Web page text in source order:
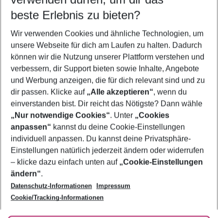
5-8 Nächte
2 Erwachsene Keine Kinder
Mehr Filter anzeigen
Footer
Footer navigation
Über uns
AGB
Bestpreisgarantie
Cookie-Einstellungen ändern
Cookie-Richtlinie
Agenturbetreuung
Barrierefreies Reisen
Folge uns
beste Erlebnis zu bieten?
Wir verwenden Cookies und ähnliche Technologien, um
unsere Webseite für dich am Laufen zu halten. Dadurch
können wir die Nutzung unserer Plattform verstehen und
verbessern, dir Support bieten sowie Inhalte, Angebote
und Werbung anzeigen, die für dich relevant sind und zu
dir passen. Klicke auf „Alle akzeptieren“, wenn du
einverstanden bist. Dir reicht das Nötigste? Dann wähle
„Nur notwendige Cookies“. Unter „Cookies
anpassen“ kannst du deine Cookie-Einstellungen
individuell anpassen. Du kannst deine Privatsphäre-
Einstellungen natürlich jederzeit ändern oder widerrufen
– klicke dazu einfach unten auf „Cookie-Einstellungen
ändern“.
Datenschutz-Informationen
Impressum
Cookie/Tracking-Informationen